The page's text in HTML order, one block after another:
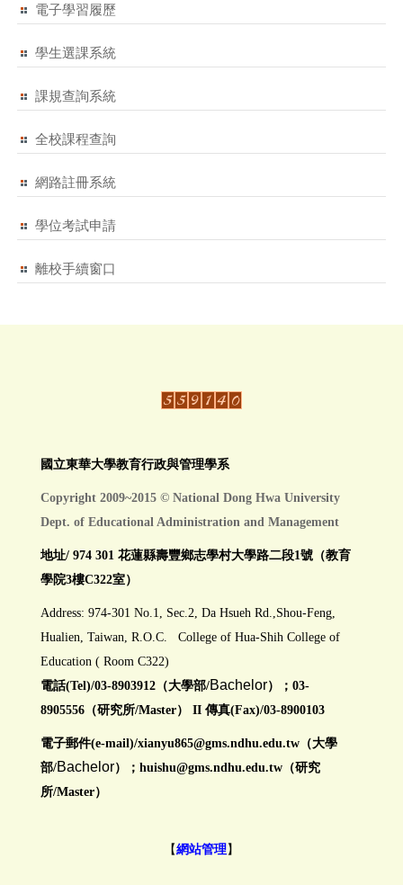
電子學習履歷
學生選課系統
課規查詢系統
全校課程查詢
網路註冊系統
學位考試申請
離校手續窗口
國立東華大學教育行政與管理學系
Copyright 2009~2015 © National Dong Hwa University
Dept. of Educational Administration and Management
地址/ 974 301 花蓮縣壽豐鄉志學村大學路二段1號（教育
學院3樓C322室）
Address: 974-301 No.1, Sec.2, Da Hsueh Rd.,Shou-Feng,
Hualien, Taiwan, R.O.C. College of Hua-Shih College of
Education ( Room C322)
電話(Tel)/03-8903912（大學部/Bachelor）；03-
8905556（研究所/Master） II 傳真(Fax)/03-8900103
電子郵件(e-mail)/xianyu865@gms.ndhu.edu.tw （大學
部/Bachelor）；huishu@gms.ndhu.edu.tw（研究
所/Master）
【網站管理】